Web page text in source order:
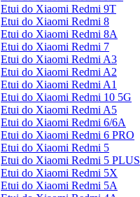
Etui do Xiaomi Redmi 9T
Etui do Xiaomi Redmi 8
Etui do Xiaomi Redmi 8A
Etui do Xiaomi Redmi 7
Etui do Xiaomi Redmi A3
Etui do Xiaomi Redmi A2
Etui do Xiaomi Redmi A1
Etui do Xiaomi Redmi 10 5G
Etui do Xiaomi Redmi A5
Etui do Xiaomi Redmi 6/6A
Etui do Xiaomi Redmi 6 PRO
Etui do Xiaomi Redmi 5
Etui do Xiaomi Redmi 5 PLUS
Etui do Xiaomi Redmi 5X
Etui do Xiaomi Redmi 5A